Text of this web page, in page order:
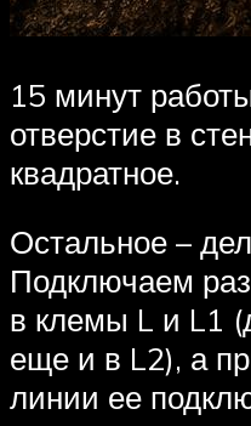
15 минут
отверстие в
квадратное.
Остальное –
Подключаем
в клемы L и L1
еще и в L2), а
линии ее